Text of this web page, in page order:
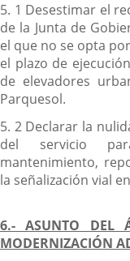
5. 1 Desestimar el
de la Junta de
el que no se opta
el plazo de
de elevadores
Parquesol.
5. 2 Declarar la
del servicio
mantenimiento,
la señalización vial
6.- ASUNTO DEL
MODERNIZACIÓN